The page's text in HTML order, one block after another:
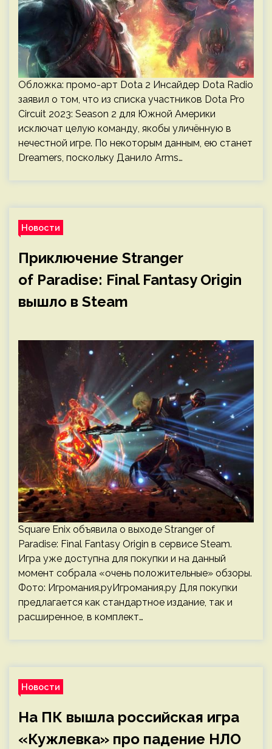
Обложка: промо-арт Dota 2 Инсайдер Dota Radio
заявил о том, что из списка участников Dota Pro
Circuit 2023: Season 2 для Южной Америки
исключат целую команду, якобы уличённую в
нечестной игре. По некоторым данным, ею станет
Dreamers, поскольку Данило Arms…
Новости
Приключение Stranger
of Paradise: Final Fantasy Origin
вышло в Steam
Square Enix объявила о выходе Stranger of
Paradise: Final Fantasy Origin в сервисе Steam.
Игра уже доступна для покупки и на данный
момент собрала «очень положительные» обзоры.
Фото: Игромания.руИгромания.ру Для покупки
предлагается как стандартное издание, так и
расширенное, в комплект…
Новости
На ПК вышла российская игра
«Кужлевка» про падение НЛО